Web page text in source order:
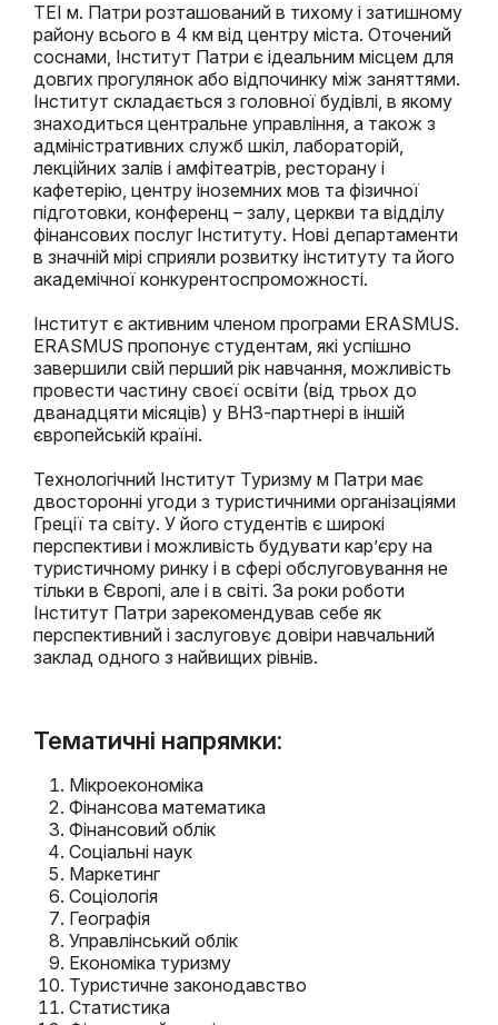
ТЕІ м. Патри розташований в тихому і затишному
району всього в 4 км від центру міста. Оточений
соснами, Інститут Патри є ідеальним місцем для
довгих прогулянок або відпочинку між заняттями.
Інститут складається з головної будівлі, в якому
знаходиться центральне управління, а також з
адміністративних служб шкіл, лабораторій,
лекційних залів і амфітеатрів, ресторану і
кафетерію, центру іноземних мов та фізичної
підготовки, конференц – залу, церкви та відділу
фінансових послуг Інституту. Нові департаменти
в значній мірі сприяли розвитку інституту та його
академічної конкурентоспроможності.
Інститут є активним членом програми ERASMUS.
ERASMUS пропонує студентам, які успішно
завершили свій перший рік навчання, можливість
провести частину своєї освіти (від трьох до
дванадцяти місяців) у ВНЗ-партнері в іншій
європейській країні.
Технологічний Інститут Туризму м Патри має
двосторонні угоди з туристичними організаціями
Греції та світу. У його студентів є широкі
перспективи і можливість будувати кар’єру на
туристичному ринку і в сфері обслуговування не
тільки в Європі, але і в світі. За роки роботи
Інститут Патри зарекомендував себе як
перспективний і заслуговує довіри навчальний
заклад одного з найвищих рівнів.
Тематичні напрямки:
Мікроекономіка
Фінансова математика
Фінансовий облік
Соціальні наук
Маркетинг
Соціологія
Географія
Управлінський облік
Економіка туризму
Туристичне законодавство
Статистика